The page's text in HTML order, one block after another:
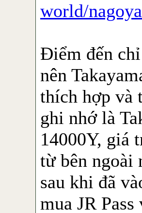
world/
Điểm đến
nên
thích hợp và
ghi nhớ là
14000Y, giá
từ bên ngoài
sau khi đã
mua JR Pass